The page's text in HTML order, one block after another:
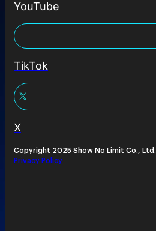
YouTube
TikTok
X
Copyright 2025 Show No Limit Co., Ltd.
Privacy Policy